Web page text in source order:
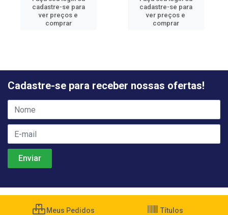
cadastre-se para
ver preços e
comprar
cadastre-se para
ver preços e
comprar
Cadastre-se para receber nossas ofertas!
Meus Pedidos Títulos